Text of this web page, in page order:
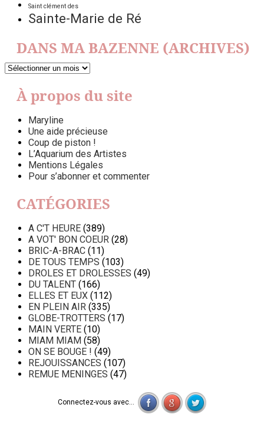
Saint clément des
Sainte-Marie de Ré
DANS MA BAZENNE (ARCHIVES)
DANS
BAZENNE
(ARCHIVES)
À propos du site
Maryline
Une aide précieuse
Coup de piston !
L’Aquarium des Artistes
Mentions Légales
Pour s’abonner et commenter
CATÉGORIES
A C'T HEURE (389)
A VOT' BON COEUR (28)
BRIC-A-BRAC (11)
DE TOUS TEMPS (103)
DROLES ET DROLESSES (49)
DU TALENT (166)
ELLES ET EUX (112)
EN PLEIN AIR (335)
GLOBE-TROTTERS (17)
MAIN VERTE (10)
MIAM MIAM (58)
ON SE BOUGE ! (49)
REJOUISSANCES (107)
REMUE MENINGES (47)
Connectez-vous avec...